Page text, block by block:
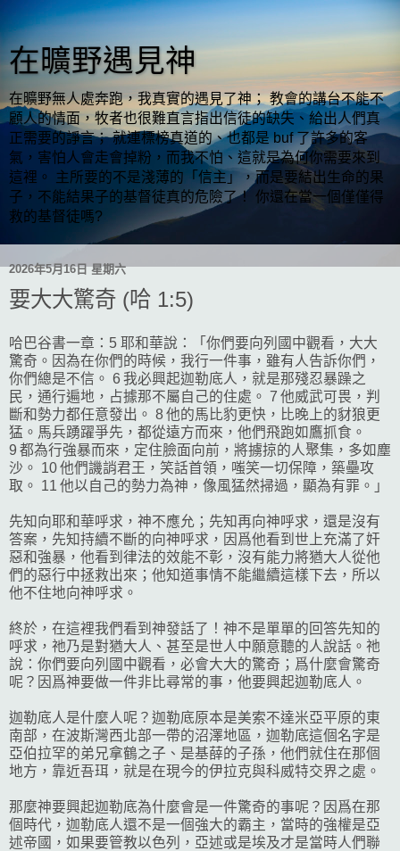
在曠野遇見神
在曠野無人處奔跑，我真實的遇見了神； 教會的講台不能不
顧人的情面，牧者也很難直言指出信徒的缺失、給出人們真
正需要的諍言； 就連標榜真道的、也都是 buf 了許多的客
氣，害怕人會走會掉粉，而我不怕、這就是為何你需要來到
這裡。 主所要的不是淺薄的「信主」，而是要結出生命的果
子，不能結果子的基督徒真的危險了！ 你還在當一個僅僅得
救的基督徒嗎?
2026年5月16日 星期六
要大大驚奇 (哈 1:5)
哈巴谷書一章：5 耶和華說：「你們要向列國中觀看，大大
驚奇。因為在你們的時候，我行一件事，雖有人告訴你們，
你們總是不信。 6 我必興起迦勒底人，就是那殘忍暴躁之
民，通行遍地，占據那不屬自己的住處。 7 他威武可畏，判
斷和勢力都任意發出。 8 他的馬比豹更快，比晚上的豺狼更
猛。馬兵踴躍爭先，都從遠方而來，他們飛跑如鷹抓食。
9 都為行強暴而來，定住臉面向前，將擄掠的人聚集，多如塵
沙。 10 他們譏誚君王，笑話首領，嗤笑一切保障，築壘攻
取。 11 他以自己的勢力為神，像風猛然掃過，顯為有罪。」
先知向耶和華呼求，神不應允；先知再向神呼求，還是沒有
答案，先知持續不斷的向神呼求，因爲他看到世上充滿了奸
惡和強暴，他看到律法的效能不彰，沒有能力將猶大人從他
們的惡行中拯救出來；他知道事情不能繼續這樣下去，所以
他不住地向神呼求。
終於，在這裡我們看到神發話了！神不是單單的回答先知的
呼求，祂乃是對猶大人、甚至是世人中願意聽的人說話。祂
說：你們要向列國中觀看，必會大大的驚奇；爲什麼會驚奇
呢？因爲神要做一件非比尋常的事，他要興起迦勒底人。
迦勒底人是什麼人呢？迦勒底原本是美索不達米亞平原的東
南部，在波斯灣西北部一帶的沼澤地區，迦勒底這個名字是
亞伯拉罕的弟兄拿鶴之子、是基薛的子孫，他們就住在那個
地方，靠近吾珥，就是在現今的伊拉克與科威特交界之處。
那麼神要興起迦勒底為什麼會是一件驚奇的事呢？因爲在那
個時代，迦勒底人還不是一個強大的霸主，當時的強權是亞
述帝國，如果要管教以色列，亞述或是埃及才是當時人們聯